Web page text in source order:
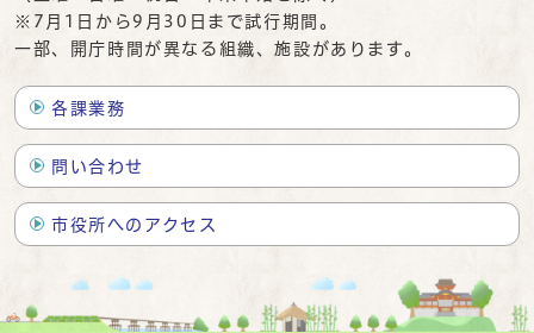
※7月1日から9月30日まで試行期間。
一部、開庁時間が異なる組織、施設があります。
各課業務
問い合わせ
市役所へのアクセス